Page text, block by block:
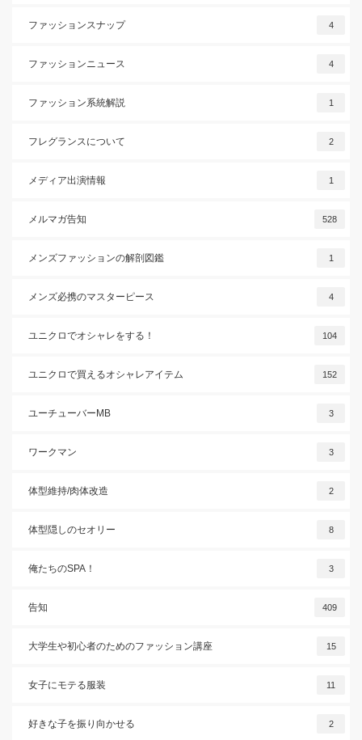
ファッションスナップ 4
ファッションニュース 4
ファッション系統解説 1
フレグランスについて 2
メディア出演情報 1
メルマガ告知 528
メンズファッションの解剖図鑑 1
メンズ必携のマスターピース 4
ユニクロでオシャレをする！ 104
ユニクロで買えるオシャレアイテム 152
ユーチューバーMB 3
ワークマン 3
体型維持/肉体改造 2
体型隠しのセオリー 8
俺たちのSPA！ 3
告知 409
大学生や初心者のためのファッション講座 15
女子にモテる服装 11
好きな子を振り向かせる 2